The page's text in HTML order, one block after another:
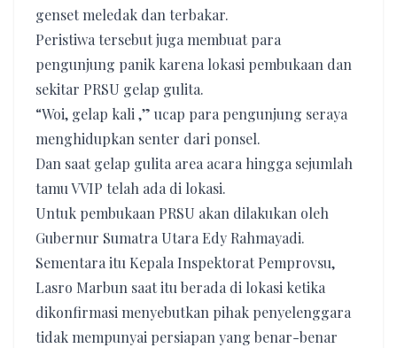
genset meledak dan terbakar.
Peristiwa tersebut juga membuat para
pengunjung panik karena lokasi pembukaan dan
sekitar PRSU gelap gulita.
“Woi, gelap kali ,” ucap para pengunjung seraya
menghidupkan senter dari ponsel.
Dan saat gelap gulita area acara hingga sejumlah
tamu VVIP telah ada di lokasi.
Untuk pembukaan PRSU akan dilakukan oleh
Gubernur Sumatra Utara Edy Rahmayadi.
Sementara itu Kepala Inspektorat Pemprovsu,
Lasro Marbun saat itu berada di lokasi ketika
dikonfirmasi menyebutkan pihak penyelenggara
tidak mempunyai persiapan yang benar-benar